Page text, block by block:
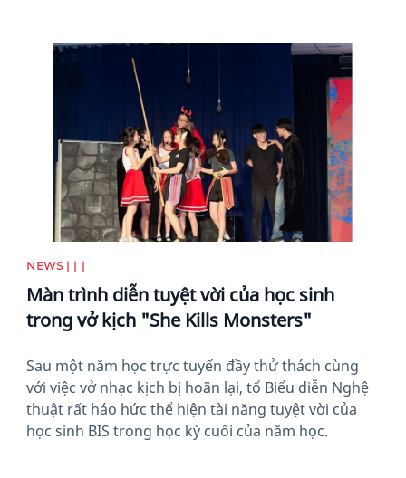
News image
NEWS | | |
Màn trình diễn tuyệt vời của học sinh
trong vở kịch "She Kills Monsters"
Sau một năm học trực tuyến đầy thử thách cùng
với việc vở nhạc kịch bị hoãn lại, tổ Biểu diễn Nghệ
thuật rất háo hức thể hiện tài năng tuyệt vời của
học sinh BIS trong học kỳ cuối của năm học.